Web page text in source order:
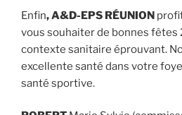
Enfin, A&D-EPS RÉUNION
vous souhaiter de bonnes fêtes
contexte sanitaire éprouvant.
excellente santé dans votre
santé sportive.